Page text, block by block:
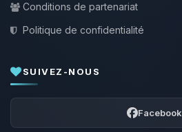
Conditions de partenariat
Politique de confidentialité
SUIVEZ-NOUS
Facebook